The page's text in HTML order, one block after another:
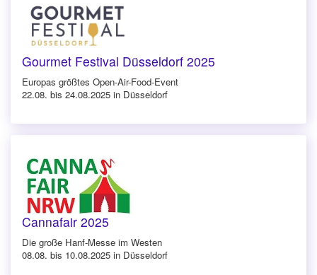
Gourmet Festival Düsseldorf 2025
Europas größtes Open-Air-Food-Event
22.08. bis 24.08.2025 in Düsseldorf
Cannafair 2025
Die große Hanf-Messe im Westen
08.08. bis 10.08.2025 in Düsseldorf